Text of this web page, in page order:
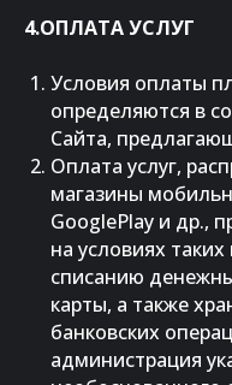
4.ОПЛАТА УСЛУГ
Условия оплаты
определяются в
Сайта,
Оплата услуг,
магазины
GooglePlay и др.,
на условиях
списанию
карты, а также
банковских
администрация